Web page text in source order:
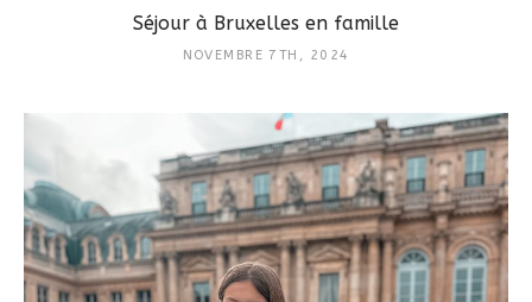
Séjour à Bruxelles en famille
NOVEMBRE 7TH, 2024